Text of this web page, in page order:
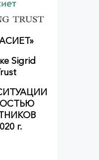
Sigrid
г.